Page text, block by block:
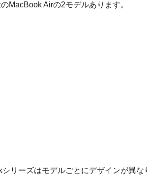
MacBook Airの2モデルあります。
シリーズはモデルごとにデザインが異